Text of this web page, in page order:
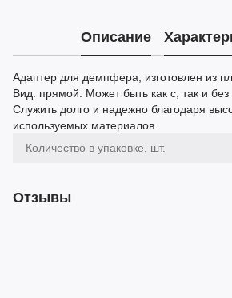
Описание
Адаптер для демпфера, изготовлен из
Вид: прямой. Может быть как с, так и без
Служить долго и надежно благодаря
используемых материалов.
Количество в упаковке, шт.
Отзывы